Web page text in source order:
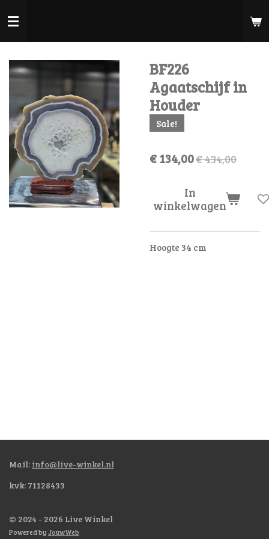
direct
hoofdinhoud
BF226
Agaatschijf in
Houder
Sale!
€ 134,00€ 434,00
In
winkelwagen
Hoogte 34 cm
Mail: info@live-winkel.nl
kvk: 71128433
© 2024 - 2026 Live Winkel
Powered byJouwWeb